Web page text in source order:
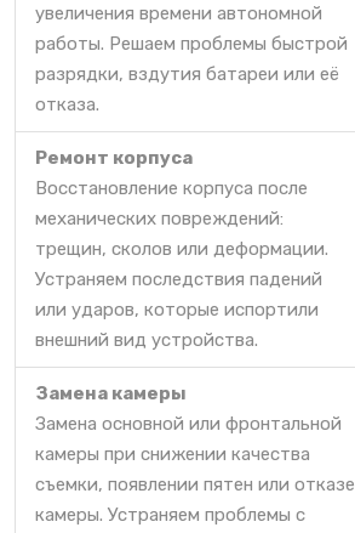
увеличения времени автономной
работы. Решаем проблемы быстрой
разрядки, вздутия батареи или её
отказа.
Ремонт корпуса
Восстановление корпуса после
механических повреждений:
трещин, сколов или деформации.
Устраняем последствия падений
или ударов, которые испортили
внешний вид устройства.
Замена камеры
Замена основной или фронтальной
камеры при снижении качества
съемки, появлении пятен или отказе
камеры. Устраняем проблемы с